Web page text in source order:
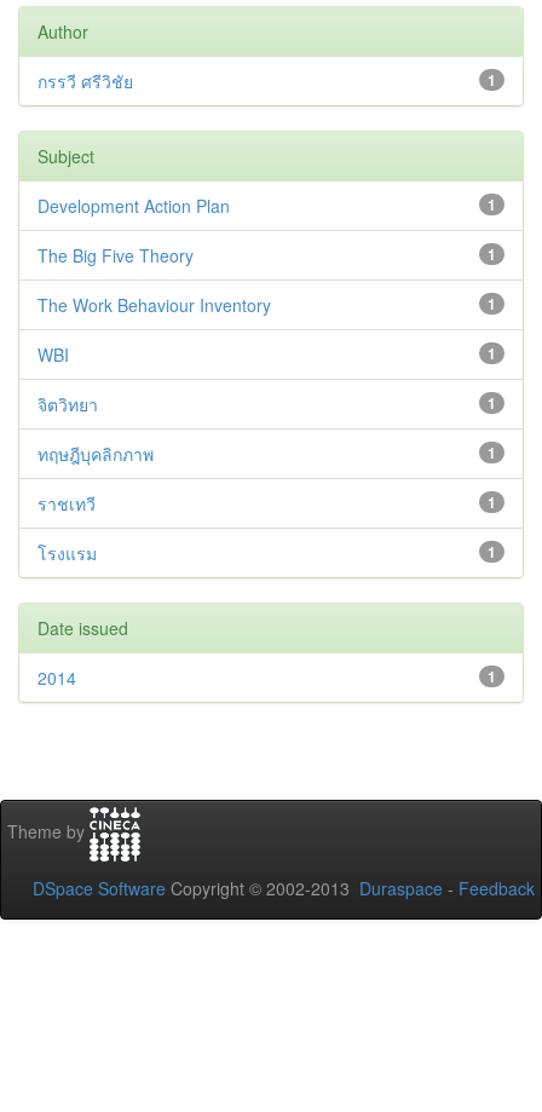
Author
1
กรรวี ศรีวิชัย
Subject
1
Development Action Plan
1
The Big Five Theory
1
The Work Behaviour Inventory
1
WBI
1
จิตวิทยา
1
ทฤษฎีบุคลิกภาพ
1
ราชเทวี
1
โรงแรม
Date issued
1
2014
Theme by
DSpace Software Copyright © 2002-2013 Duraspace - Feedback